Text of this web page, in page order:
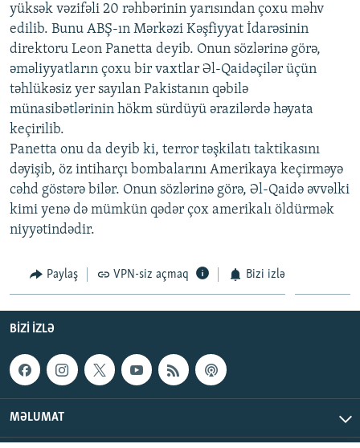
MULTIMEDIA
VIDEO
FOTOQALEREYA
İNFOQRAFIKA
KARIKATURA
RADIO ARXIV
OXU ZALI
AZƏRBAYCAN ƏDƏBIYYATI KITABXANASI
İSLAM VƏ DEMOKRATIYA
İZ - MƏDƏNIYYƏT PROQRAMI
HAQQIMIZDA
MISSIYAMIZ
PEŞƏ ETIKASI VƏ JURNALISTIKA STANDARTLARIMIZ
MATERIALLARIMIZDAN ISTIFADƏ
AZADLIQRADIOSU MOBIL TELEFONUNUZDA
BIZIMLƏ ƏLAQƏ
BIZI IZLƏ
RFE/RL-in bütün saytları
yüksək vəzifəli 20 rəhbərinin yarısından çoxu məhv
edilib. Bunu ABŞ-ın Mərkəzi Kəşfiyyat İdarəsinin
direktoru Leon Panetta deyib. Onun sözlərinə görə,
əməliyyatların çoxu bir vaxtlar Əl-Qaidəçilər üçün
təhlükəsiz yer sayılan Pakistanın qəbilə
münasibətlərinin hökm sürdüyü ərazilərdə həyata
keçirilib.
Panetta onu da deyib ki, terror təşkilatı taktikasını
dəyişib, öz intiharçı bombalarını Amerikaya keçirməyə
cəhd göstərə bilər. Onun sözlərinə görə, Əl-Qaidə əvvəlki
kimi yenə də mümkün qədər çox amerikalı öldürmək
niyyətindədir.
Paylaş VPN-siz açmaq Bizi izlə
BIZI IZLƏ
MƏLUMAT